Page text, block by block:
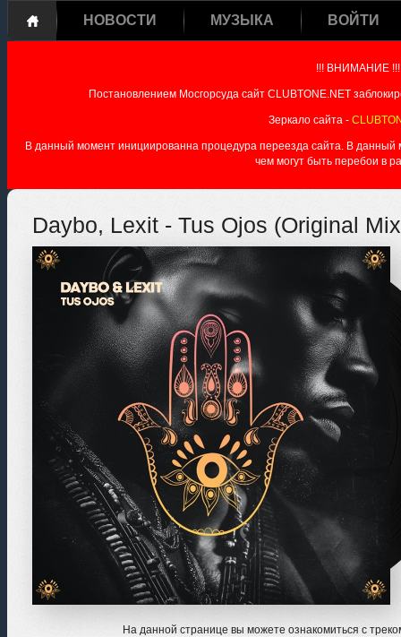
НОВОСТИ МУЗЫКА ВОЙТИ
!!! ВНИМАНИЕ !!!
Постановлением Мосгорсуда сайт CLUBTONE.NET
Зеркало сайта -
В данный момент инициированна процедура переезда сайта. В данный
чем могут быть перебои в
Daybo, Lexit - Tus Ojos (Original
На данной странице вы можете ознакомиться с